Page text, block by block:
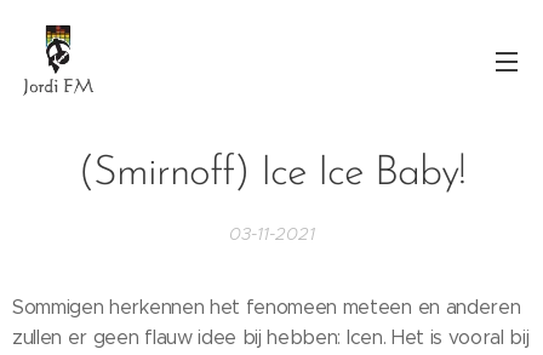
(Smirnoff) Ice Ice Baby!
03-11-2021
Sommigen herkennen het fenomeen meteen en anderen
zullen er geen flauw idee bij hebben: Icen. Het is vooral bij